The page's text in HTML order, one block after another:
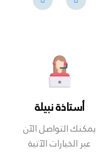
أستاذة نبيلة
يمكنك التواصل الآن
عبر الخيارات الآتية